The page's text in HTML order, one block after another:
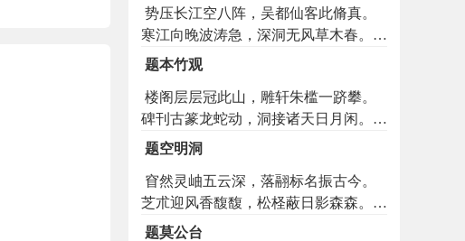
大夫纫兰而发谏，君不见贾太傅忌鵩而
愁吟。君不见四皓避秦峨峨恋商岭，君
不见二疏辞汉飘飘归故林。胡为乎冒进
华饰与彫簪。吾所以思抗迹忘机用虚无
为师范，吾所以思去奢灭欲保道德为规
箴。不能劳神效苏子张生兮于时而纵
辩，不能劳神效杨朱墨翟兮挥涕以沾
襟。
势压长江空八阵，吴都仙客此脩真。
寒江向晚波涛急，深洞无风草木春。江
上玉人应可见，洞中仙鹿已来驯。龙车
题本竹观
楼阁层层冠此山，雕轩朱槛一跻攀。
碑刊古篆龙蛇动，洞接诸天日月闲。帝
子影堂香漠漠，真人丹涧水潺潺。扫空
题空明洞
窅然灵岫五云深，落翮标名振古今。
芝朮迎风香馥馥，松柽蔽日影森森。从
师祗拟寻司马，访道终期谒奉林。欲问
题莫公台